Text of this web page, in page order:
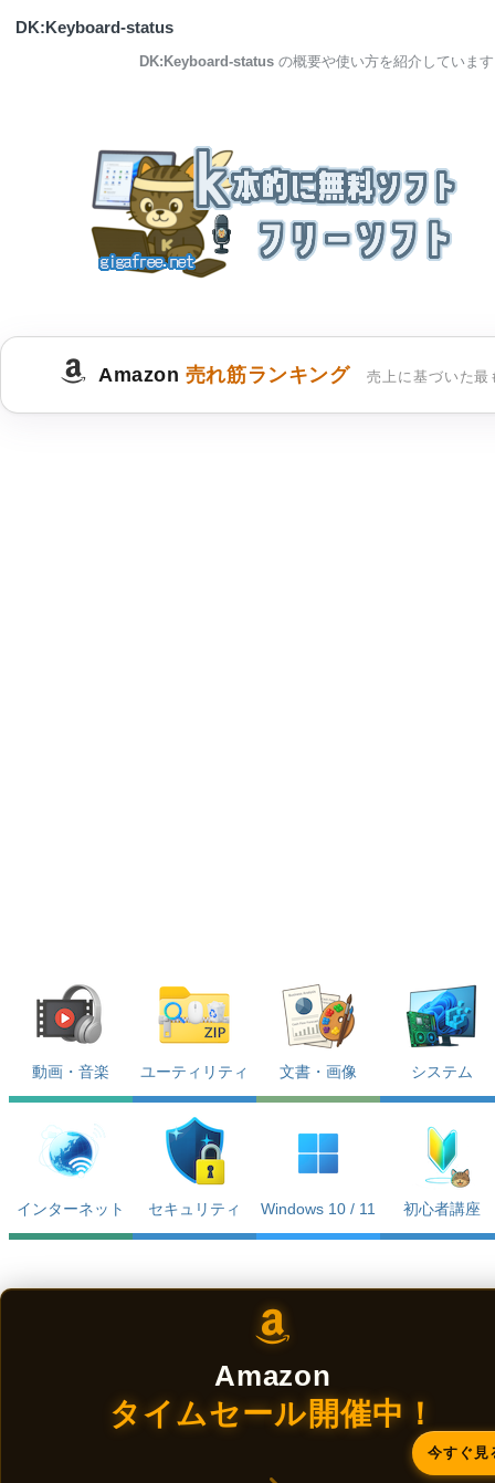
DK:Keyboard-status
DK:Keyboard-status の概要や使い方を紹介しています
Amazon 売れ筋ランキング 売上に基づいた最
動画・音楽 ユーティリティ 文書・画像 システム
インターネット セキュリティ Windows 10 / 11 初心者講座
Amazon
タイムセール開催中！
今すぐ見